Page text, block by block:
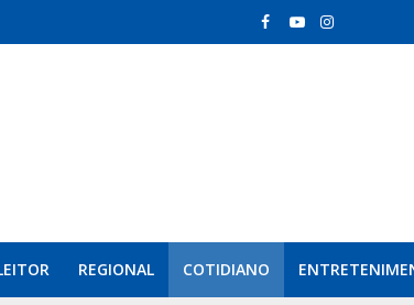
REGIONAL COTIDIANO